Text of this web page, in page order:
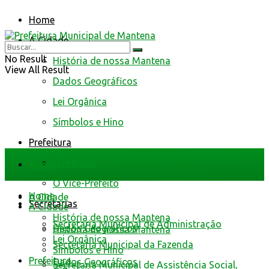
Home
A Cidade
História de nossa Mantena
Dados Geográficos
Lei Orgânica
Símbolos e Hino
Prefeitura
O Vice-Prefeito
Secretarias
Secretaria Municipal de Administração
Secretaria Municipal da Fazenda
Secretaria Municipal de Assistência Social,
No Result
View All Result
Home
A Cidade
História de nossa Mantena
Dados Geográficos
Home
A Cidade
História de nossa Mantena
Dados Geográficos
Lei Orgânica
Símbolos e Hino
Prefeitura